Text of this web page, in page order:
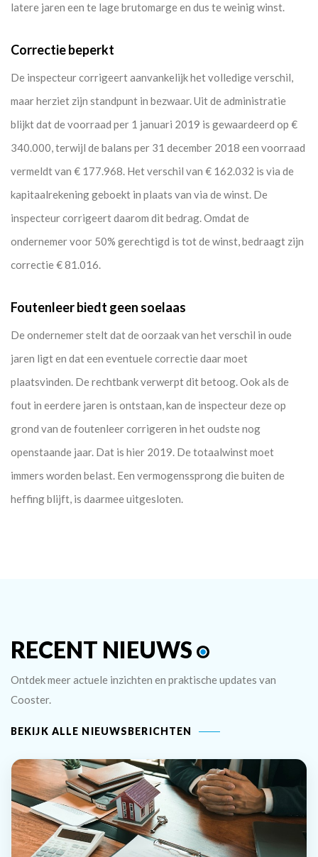
latere jaren een te lage brutomarge en dus te weinig winst.
Correctie beperkt
De inspecteur corrigeert aanvankelijk het volledige verschil,
maar herziet zijn standpunt in bezwaar. Uit de administratie
blijkt dat de voorraad per 1 januari 2019 is gewaardeerd op €
340.000, terwijl de balans per 31 december 2018 een voorraad
vermeldt van € 177.968. Het verschil van € 162.032 is via de
kapitaalrekening geboekt in plaats van via de winst. De
inspecteur corrigeert daarom dit bedrag. Omdat de
ondernemer voor 50% gerechtigd is tot de winst, bedraagt zijn
correctie € 81.016.
Foutenleer biedt geen soelaas
De ondernemer stelt dat de oorzaak van het verschil in oude
jaren ligt en dat een eventuele correctie daar moet
plaatsvinden. De rechtbank verwerpt dit betoog. Ook als de
fout in eerdere jaren is ontstaan, kan de inspecteur deze op
grond van de foutenleer corrigeren in het oudste nog
openstaande jaar. Dat is hier 2019. De totaalwinst moet
immers worden belast. Een vermogenssprong die buiten de
heffing blijft, is daarmee uitgesloten.
RECENT NIEUWS
Ontdek meer actuele inzichten en praktische updates van
Cooster.
BEKIJK ALLE NIEUWSBERICHTEN